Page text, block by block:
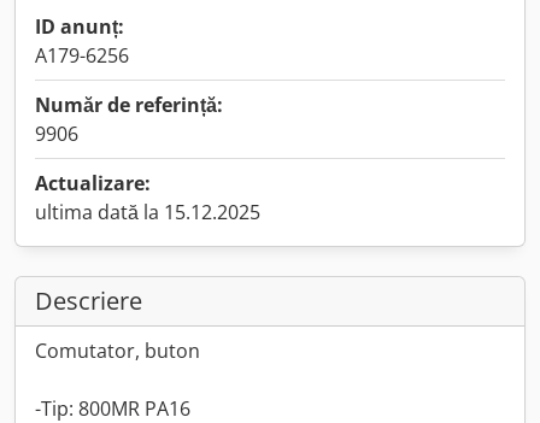
ID anunț:
A179-6256
Număr de referință:
9906
Actualizare:
ultima dată la 15.12.2025
Descriere
Comutator, buton
-Tip: 800MR PA16